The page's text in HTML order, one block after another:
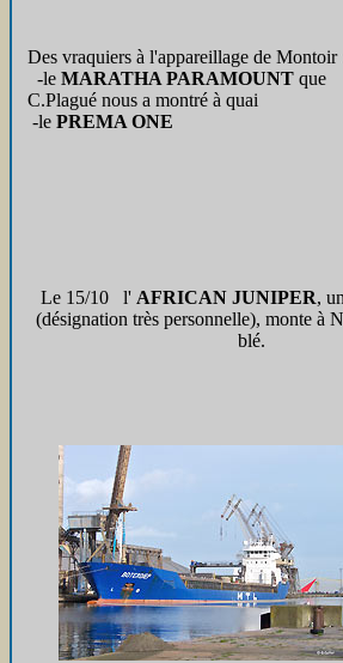
Des vraquiers à l'appareillage de Montoir
-le MARATHA PARAMOUNT que
C.Plagué nous a montré à quai
-le PREMA ONE
Le 15/10 l' AFRICAN JUNIPER,
(désignation très personnelle), monte à
blé.